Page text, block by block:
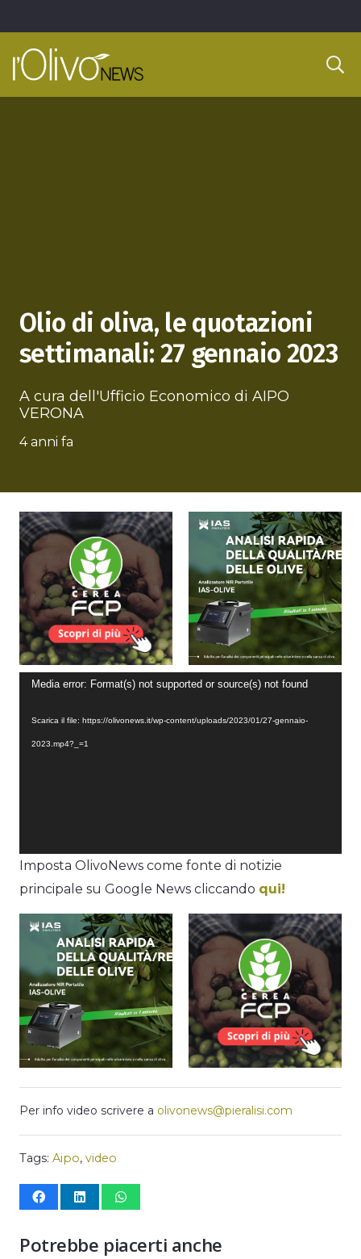
Olio di oliva, le quotazioni
settimanali: 27 gennaio 2023
A cura dell'Ufficio Economico di AIPO
VERONA
4 anni fa
Video
Media error: Format(s) not supported or source(s) not found
Scarica il file: https://olivonews.it/wp-content/uploads/2023/01/27-gennaio-
2023.mp4?_=1
Imposta OlivoNews come fonte di notizie
principale su Google News cliccando qui!
Per info video scrivere a olivonews@pieralisi.com
Tags: Aipo, video
Potrebbe piacerti anche